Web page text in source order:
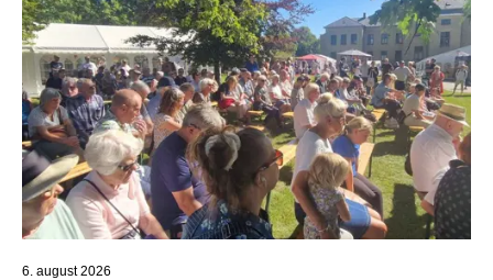
6. august 2026